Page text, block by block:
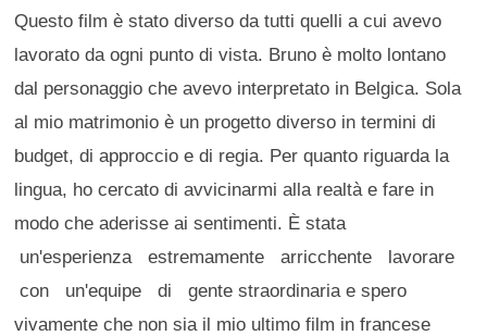
Questo film è stato diverso da tutti quelli a cui avevo
lavorato da ogni punto di vista. Bruno è molto lontano
dal personaggio che avevo interpretato in Belgica. Sola
al mio matrimonio è un progetto diverso in termini di
budget, di approccio e di regia. Per quanto riguarda la
lingua, ho cercato di avvicinarmi alla realtà e fare in
modo che aderisse ai sentimenti. È stata
un'esperienza estremamente arricchente lavorare
con un'equipe di gente straordinaria e spero
vivamente che non sia il mio ultimo film in francese